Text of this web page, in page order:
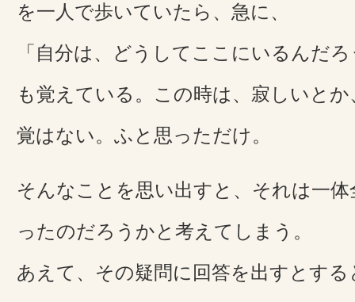
を一人で歩いていたら、急に、
「自分は、どうしてここにいるんだ
も覚えている。この時は、寂しいと
覚はない。ふと思っただけ。
そんなことを思い出すと、それは一
ったのだろうかと考えてしまう。
あえて、その疑問に回答を出すとす